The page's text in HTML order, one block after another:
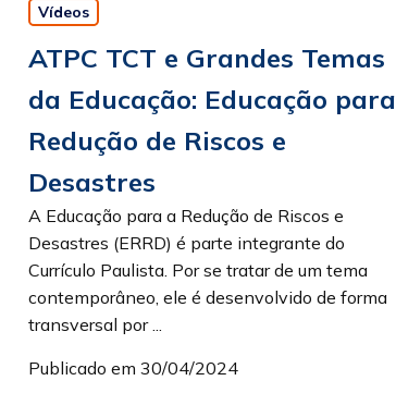
Vídeos
ATPC TCT e Grandes Temas
da Educação: Educação para
Redução de Riscos e
Desastres
A Educação para a Redução de Riscos e
Desastres (ERRD) é parte integrante do
Currículo Paulista. Por se tratar de um tema
contemporâneo, ele é desenvolvido de forma
transversal por ...
Publicado em 30/04/2024